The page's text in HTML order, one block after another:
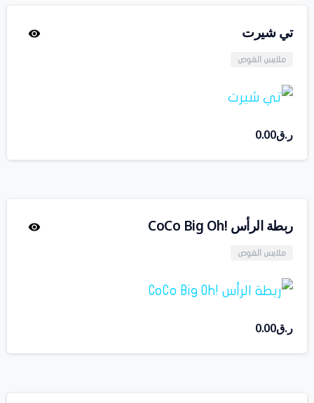
تي شيرت
ملابس الغوص
ر.ق0.00
ربطة الرأس !CoCo Big Oh
ملابس الغوص
ر.ق0.00